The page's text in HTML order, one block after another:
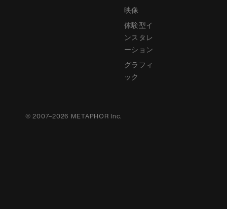
映像
体験型イ
ンスタレ
ーション
グラフィ
ック
©2007–2026 METAPHOR Inc.